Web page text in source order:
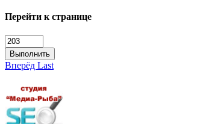
Перейти к странице
Выполнить
Вперёд Last